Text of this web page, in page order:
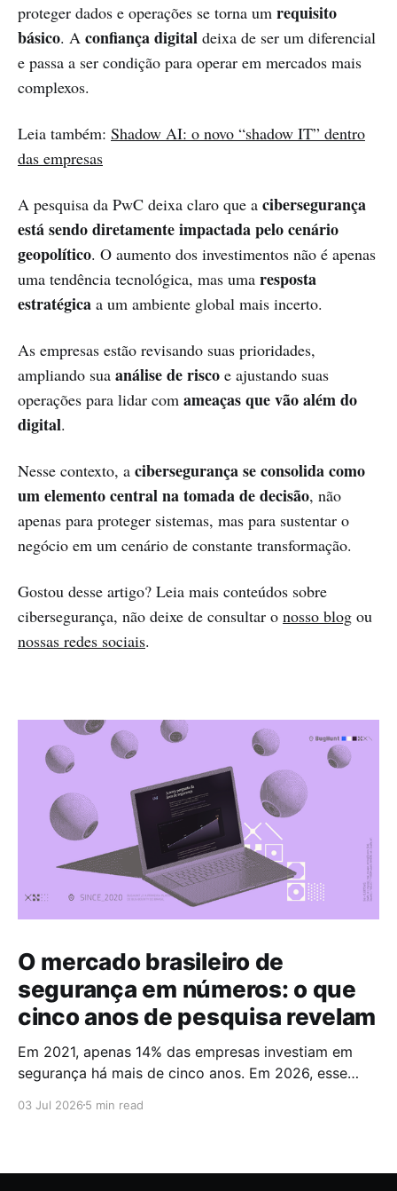
proteger dados e operações se torna um requisito
básico. A confiança digital deixa de ser um diferencial
e passa a ser condição para operar em mercados mais
complexos.
Leia também: Shadow AI: o novo “shadow IT” dentro
das empresas
A pesquisa da PwC deixa claro que a cibersegurança
está sendo diretamente impactada pelo cenário
geopolítico. O aumento dos investimentos não é apenas
uma tendência tecnológica, mas uma resposta
estratégica a um ambiente global mais incerto.
As empresas estão revisando suas prioridades,
ampliando sua análise de risco e ajustando suas
operações para lidar com ameaças que vão além do
digital.
Nesse contexto, a cibersegurança se consolida como
um elemento central na tomada de decisão, não
apenas para proteger sistemas, mas para sustentar o
negócio em um cenário de constante transformação.
Gostou desse artigo? Leia mais conteúdos sobre
cibersegurança, não deixe de consultar o nosso blog ou
nossas redes sociais.
O mercado brasileiro de
segurança em números: o que
cinco anos de pesquisa revelam
Em 2021, apenas 14% das empresas investiam em
segurança há mais de cinco anos. Em 2026, esse
para que a maioria do mercado cruzasse a fronteira
histórica conduzida pela
03 Jul 2026 5 min read